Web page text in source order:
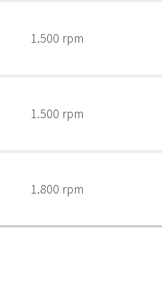
1.500 rpm
1.500 rpm
1.800 rpm